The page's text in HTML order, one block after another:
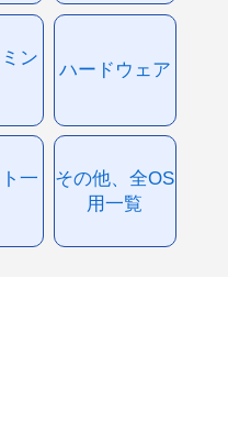
ン
ハードウェア
一
その他、全OS
用一覧